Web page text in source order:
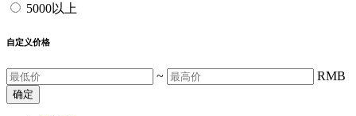
5000以上
自定义价格
~ RMB
确定